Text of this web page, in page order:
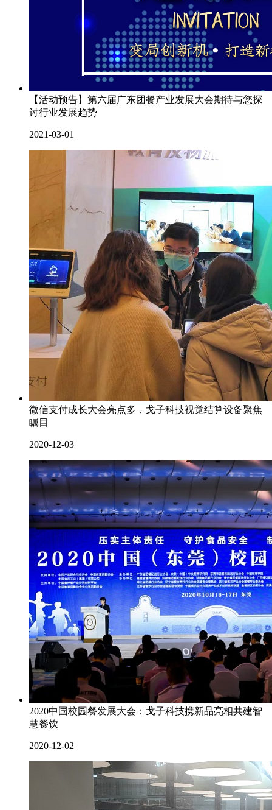
【活动预告】第六届广东团餐产业发展大会期待与您探
讨行业发展趋势
2021-03-01
微信支付成长大会亮点多，戈子科技视觉结算设备聚焦
瞩目
2020-12-03
2020中国校园餐发展大会：戈子科技携新品亮相共建智
慧餐饮
2020-12-02